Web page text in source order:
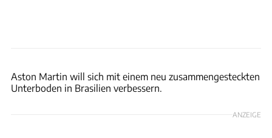
Aston Martin will sich mit einem neu zusammengesteckten
Unterboden in Brasilien verbessern.
ANZEIGE